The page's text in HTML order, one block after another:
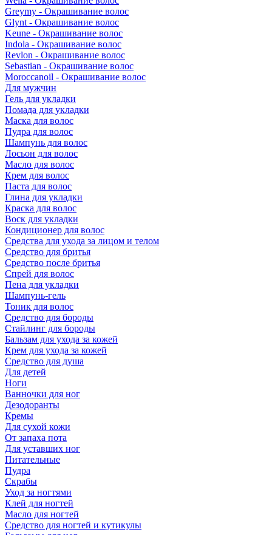
Greymy - Окрашивание волос
Glynt - Окрашивание волос
Keune - Окрашивание волос
Indola - Окрашивание волос
Revlon - Окрашивание волос
Sebastian - Окрашивание волос
Moroccanoil - Окрашивание волос
Для мужчин
Гель для укладки
Помада для укладки
Маска для волос
Пудра для волос
Шампунь для волос
Лосьон для волос
Масло для волос
Крем для волос
Паста для волос
Глина для укладки
Краска для волос
Воск для укладки
Кондиционер для волос
Средства для ухода за лицом и телом
Средство для бритья
Средство после бритья
Спрей для волос
Пена для укладки
Шампунь-гель
Тоник для волос
Средство для бороды
Стайлинг для бороды
Бальзам для ухода за кожей
Крем для ухода за кожей
Средство для душа
Для детей
Ноги
Ванночки для ног
Дезодоранты
Кремы
Для сухой кожи
От запаха пота
Для уставших ног
Питательные
Пудра
Скрабы
Уход за ногтями
Клей для ногтей
Масло для ногтей
Средство для ногтей и кутикулы